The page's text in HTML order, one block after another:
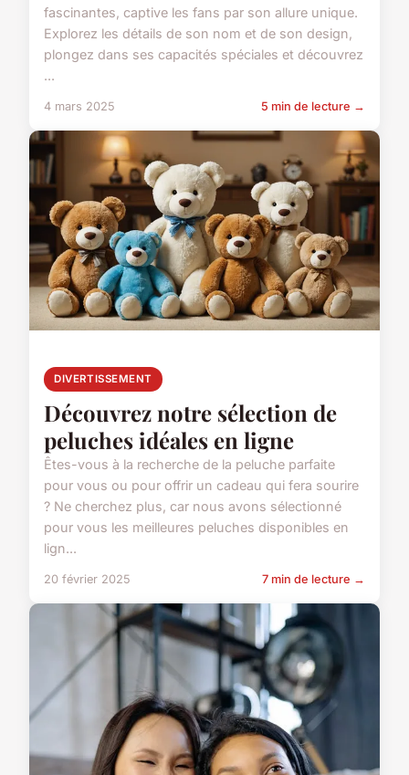
fascinantes, captive les fans par son allure unique.
Explorez les détails de son nom et de son design,
plongez dans ses capacités spéciales et découvrez
...
4 mars 2025 5 min de lecture →
DIVERTISSEMENT
Découvrez notre sélection de
peluches idéales en ligne
Êtes-vous à la recherche de la peluche parfaite
pour vous ou pour offrir un cadeau qui fera sourire
? Ne cherchez plus, car nous avons sélectionné
pour vous les meilleures peluches disponibles en
lign...
20 février 2025 7 min de lecture →